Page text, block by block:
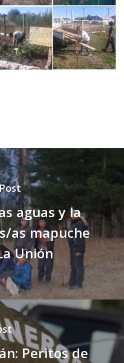
aguas y la
as mapuche
Unión
Peritos de